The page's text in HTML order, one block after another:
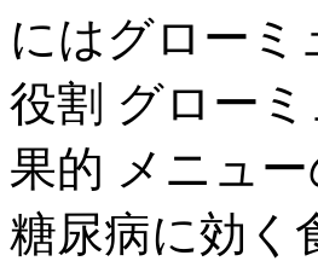
にはグローミ
役割 グロー
果的 メニュ
糖尿病に効く